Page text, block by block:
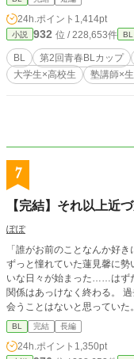
24h.ポイント 1,414pt
小説 932 位 / 228,653件 BL
BL 第2回青春BLカップ
大学生×高校生
塾講師×
7
【完結】それ以上近
ぽぽ
「誰がお前のことなんか好きになると思うの
ずっと憧れていた蓮見馨に
いな日々が始まった……はずだった。 だけど、ある出来事を
関係はあっけなく終わる。
会うことはないと思っていた。 ところが、ひょんなことから再会してしま
しかも、久しぶりに会った馨はどこか
ないから」 「お願い
BL 完結 長編
24h.ポイント 1,350pt